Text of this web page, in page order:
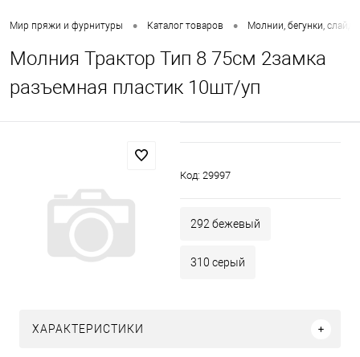
Мир пряжи и фурнитуры • Каталог товаров • Молнии, бегунки,
Молния Трактор Тип 8 75см 2замка
разъемная пластик 10шт/уп
Код: 29997
292 бежевый
310 серый
ХАРАКТЕРИСТИКИ